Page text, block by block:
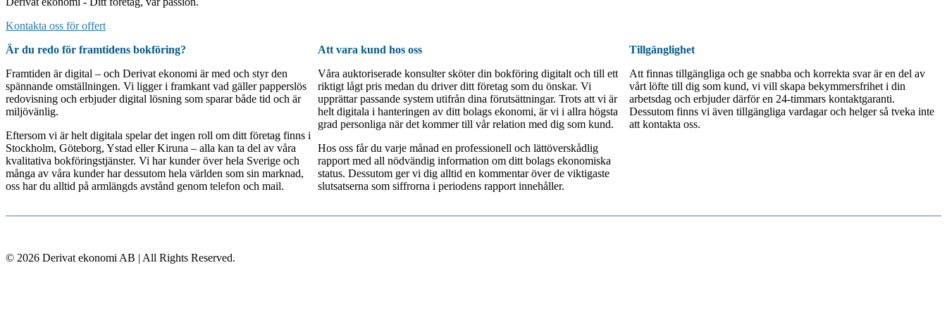
Kontakta oss för offert
Är du redo för framtidens bokföring?
Framtiden är digital – och Derivat ekonomi är med och styr den
spännande omställningen. Vi ligger i framkant vad gäller papperslös
redovisning och erbjuder digital lösning som sparar både tid och är
miljövänlig.
Eftersom vi är helt digitala spelar det ingen roll om ditt företag finns i
Stockholm, Göteborg, Ystad eller Kiruna – alla kan ta del av våra
kvalitativa bokföringstjänster. Vi har kunder över hela Sverige och
många av våra kunder har dessutom hela världen som sin marknad,
oss har du alltid på armlängds avstånd genom telefon och mail.
Att vara kund hos oss
Våra auktoriserade konsulter sköter din bokföring digitalt och till ett
riktigt lågt pris medan du driver ditt företag som du önskar. Vi
upprättar passande system utifrån dina förutsättningar. Trots att vi är
helt digitala i hanteringen av ditt bolags ekonomi, är vi i allra högsta
grad personliga när det kommer till vår relation med dig som kund.
Hos oss får du varje månad en professionell och lättöverskådlig
rapport med all nödvändig information om ditt bolags ekonomiska
status. Dessutom ger vi dig alltid en kommentar över de viktigaste
slutsatserna som siffrorna i periodens rapport innehåller.
Tillgänglighet
Att finnas tillgängliga och ge snabba och korrekta svar är en del av
vårt löfte till dig som kund, vi vill skapa bekymmersfrihet i din
arbetsdag och erbjuder därför en 24-timmars kontaktgaranti.
Dessutom finns vi även tillgängliga vardagar och helger så tveka inte
att kontakta oss.
© 2026 Derivat ekonomi AB | All Rights Reserved.